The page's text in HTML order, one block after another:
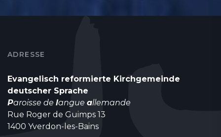
ADRESSE
Evangelisch reformierte Kirchgemeinde
deutscher Sprache
Paroisse de langue allemande
Rue Roger de Guimps 13
1400 Yverdon-les-Bains